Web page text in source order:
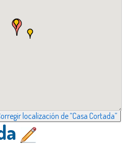
localización de “Casa Cortada”